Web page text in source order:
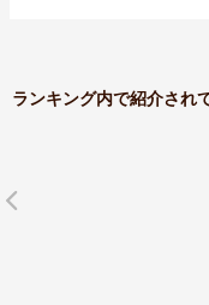
ランキング内で紹介され